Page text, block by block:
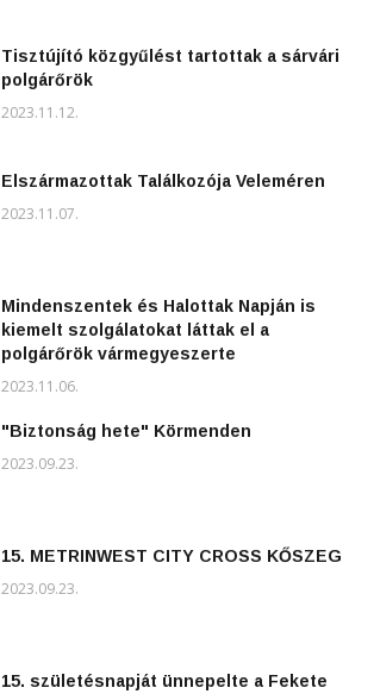
Tisztújító közgyűlést tartottak a sárvári
polgárőrök
2023.11.12.
Elszármazottak Találkozója Veleméren
2023.11.07.
Mindenszentek és Halottak Napján is
kiemelt szolgálatokat láttak el a
polgárőrök vármegyeszerte
2023.11.06.
"Biztonság hete" Körmenden
2023.09.23.
15. METRINWEST CITY CROSS KŐSZEG
2023.09.23.
15. születésnapját ünnepelte a Fekete